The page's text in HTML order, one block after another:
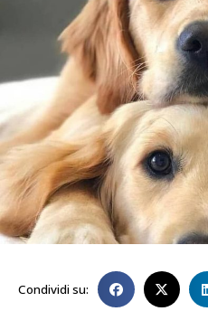
Condividi su: